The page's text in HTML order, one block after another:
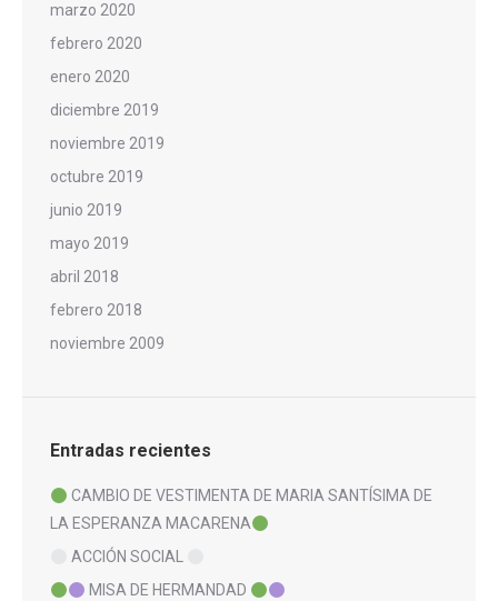
marzo 2020
febrero 2020
enero 2020
diciembre 2019
noviembre 2019
octubre 2019
junio 2019
mayo 2019
abril 2018
febrero 2018
noviembre 2009
Entradas recientes
CAMBIO DE VESTIMENTA DE MARIA SANTÍSIMA DE
LA ESPERANZA MACARENA
ACCIÓN SOCIAL
MISA DE HERMANDAD